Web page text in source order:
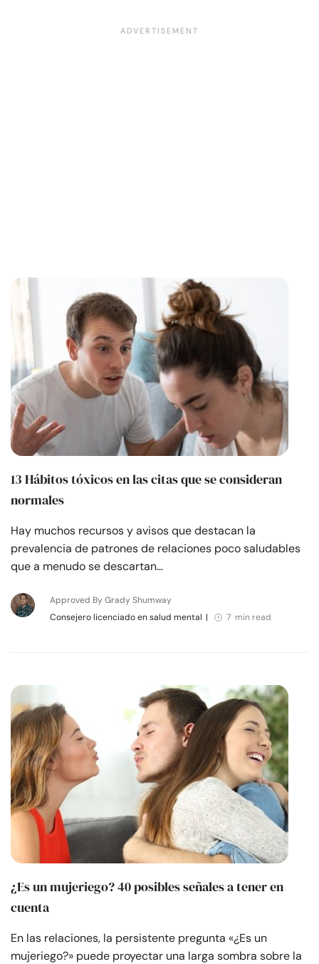
13 Hábitos tóxicos en las citas que se consideran
normales
Hay muchos recursos y avisos que destacan la
prevalencia de patrones de relaciones poco saludables
que a menudo se descartan…
Approved By Grady Shumway
Consejero licenciado en salud mental | 7 min read
¿Es un mujeriego? 40 posibles señales a tener en
cuenta
En las relaciones, la persistente pregunta «¿Es un
mujeriego?» puede proyectar una larga sombra sobre la